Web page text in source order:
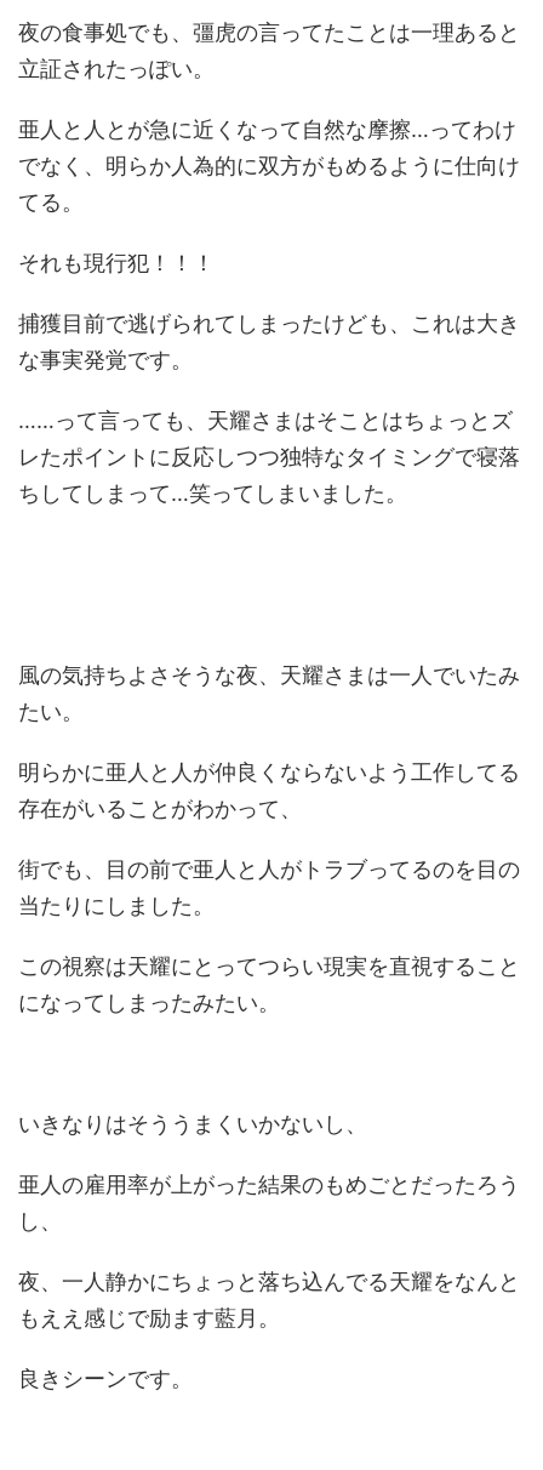
夜の食事処でも、彊虎の言ってたことは一理あると
立証されたっぽい。
亜人と人とが急に近くなって自然な摩擦…ってわけ
でなく、明らか人為的に双方がもめるように仕向け
てる。
それも現行犯！！！
捕獲目前で逃げられてしまったけども、これは大き
な事実発覚です。
……って言っても、天耀さまはそことはちょっとズ
レたポイントに反応しつつ独特なタイミングで寝落
ちしてしまって…笑ってしまいました。
風の気持ちよさそうな夜、天耀さまは一人でいたみ
たい。
明らかに亜人と人が仲良くならないよう工作してる
存在がいることがわかって、
街でも、目の前で亜人と人がトラブってるのを目の
当たりにしました。
この視察は天耀にとってつらい現実を直視すること
になってしまったみたい。
いきなりはそううまくいかないし、
亜人の雇用率が上がった結果のもめごとだったろう
し、
夜、一人静かにちょっと落ち込んでる天耀をなんと
もええ感じで励ます藍月。
良きシーンです。